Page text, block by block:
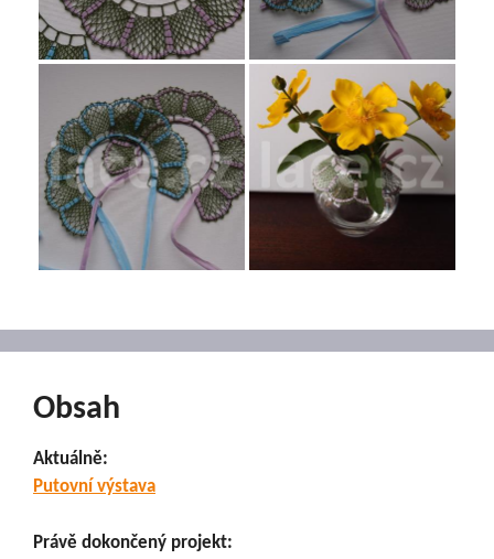
Obsah
Aktuálně:
Putovní výstava
Právě dokončený projekt: